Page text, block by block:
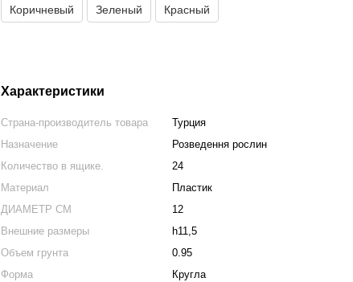
Коричневый Зеленый Красный
Характеристики
Страна-производитель товара
Турция
Назначение
Розведення рослин
Количество в ящике.
24
Материал
Пластик
ДИАМЕТР СМ
12
Внешние размеры
h11,5
Объем грунта
0.95
Форма
Кругла